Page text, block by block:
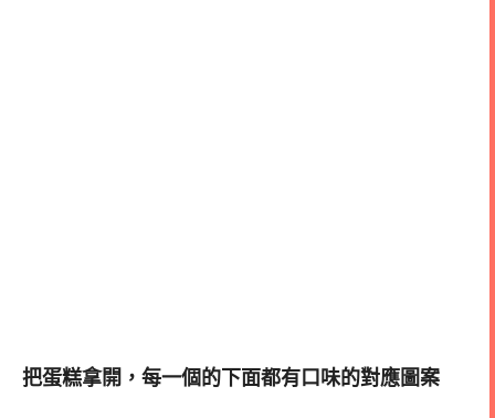
把蛋糕拿開，每一個的下面都有口味的對應圖案